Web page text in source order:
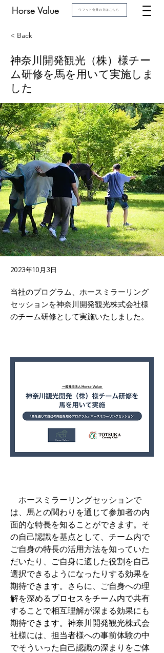
Horse Value ウマット会員の方はこちら
< Back
神奈川開発観光（株）様チー
ム研修を馬を用いて実施しま
した
2023年10月3日
当社のプログラム、ホースミラーリング
セッションを神奈川開発観光株式会社様
のチーム研修として実施いたしました。
ホースミラーリングセッションで
は、馬との関わりを通じて参加者の内
面的な特長を知ることができます。そ
の自己認識を基点として、チーム内で
ご自身の特長の活用方法を知っていた
だいたり、ご自身に適した役割を自己
選択できるようになったりする効果を
期待できます。さらに、ご自身への理
解を深めるプロセスをチーム内で共有
することで相互理解が深まる効果にも
期待できます。神奈川開発観光株式会
社様には、担当者様への事前体験の中
でそういった自己認識の深まりをご体